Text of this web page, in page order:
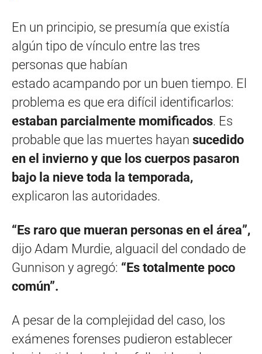
En un principio, se presumía que existía
algún tipo de vínculo entre las tres
personas que habían
estado acampando por un buen tiempo. El
problema es que era difícil identificarlos:
estaban parcialmente momificados. Es
probable que las muertes hayan sucedido
en el invierno y que los cuerpos pasaron
bajo la nieve toda la temporada,
explicaron las autoridades.
“Es raro que mueran personas en el área”,
dijo Adam Murdie, alguacil del condado de
Gunnison y agregó: “Es totalmente poco
común”.
A pesar de la complejidad del caso, los
exámenes forenses pudieron establecer